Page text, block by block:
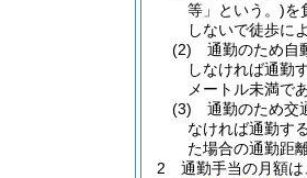
等」という。)を
しないで徒歩に
(2)
通勤のため自
しなければ通勤
メートル未満で
(3)
通勤のため交
なければ通勤す
た場合の通勤距
2
通勤手当の月額は